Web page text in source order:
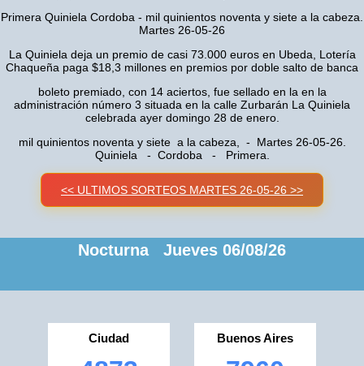
Primera Quiniela Cordoba - mil quinientos noventa y siete a la cabeza.
Martes 26-05-26
La Quiniela deja un premio de casi 73.000 euros en Ubeda, Lotería
Chaqueña paga $18,3 millones en premios por doble salto de banca
boleto premiado, con 14 aciertos, fue sellado en la en la
administración número 3 situada en la calle Zurbarán La Quiniela
celebrada ayer domingo 28 de enero.
mil quinientos noventa y siete a la cabeza, - Martes 26-05-26.
Quiniela - Cordoba - Primera.
<< ULTIMOS SORTEOS MARTES 26-05-26 >>
Nocturna Jueves 06/08/26
Ciudad Buenos Aires